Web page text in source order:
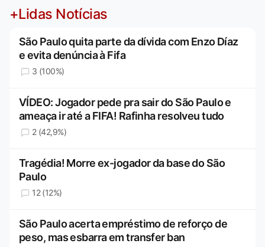
+Lidas Notícias
São Paulo quita parte da dívida com Enzo Díaz
e evita denúncia à Fifa
3 (100%)
VÍDEO: Jogador pede pra sair do São Paulo e
ameaça ir até a FIFA! Rafinha resolveu tudo
2 (42,9%)
Tragédia! Morre ex-jogador da base do São
Paulo
12 (12%)
São Paulo acerta empréstimo de reforço de
peso, mas esbarra em transfer ban